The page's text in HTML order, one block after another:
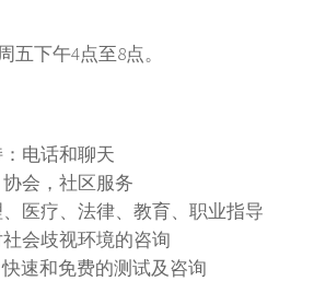
五下午4点至8点。
电话和聊天
会，社区服务
医疗、法律、教育、职业指导
会歧视环境的咨询
快速和免费的测试及咨询